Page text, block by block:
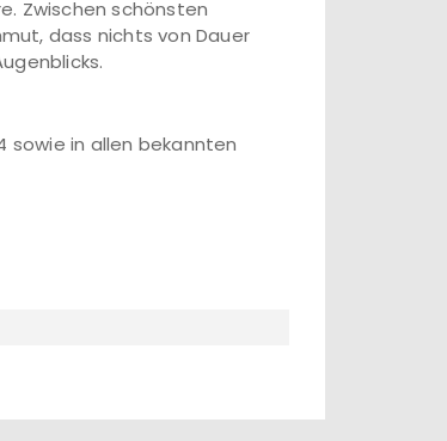
Zwischen schönsten
dass nichts von Dauer
sowie in allen bekannten